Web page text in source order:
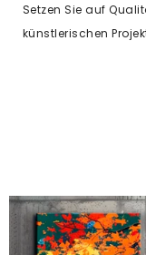
Setzen Sie auf
künstlerischen